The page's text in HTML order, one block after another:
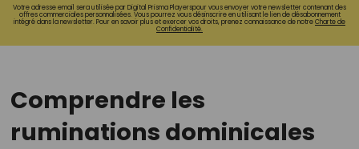
Votre adresse email sera utilisée par Digital Prisma Playerspour vous envoyer votre newsletter contenant des
offres commerciales personnalisées. Vous pourrez vous désinscrire en utilisant le lien de désabonnement
intégré dans la newsletter. Pour en savoir plus et exercer vos droits, prenez connaissance de notreCharte de
Confidentialité.
Comprendre les
ruminations dominicales